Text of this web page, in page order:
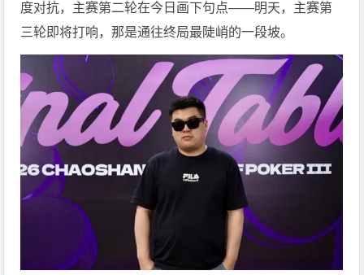
度对抗，主赛第二轮在今日画下句点——明天，主赛第
三轮即将打响，那是通往终局最陡峭的一段坡。